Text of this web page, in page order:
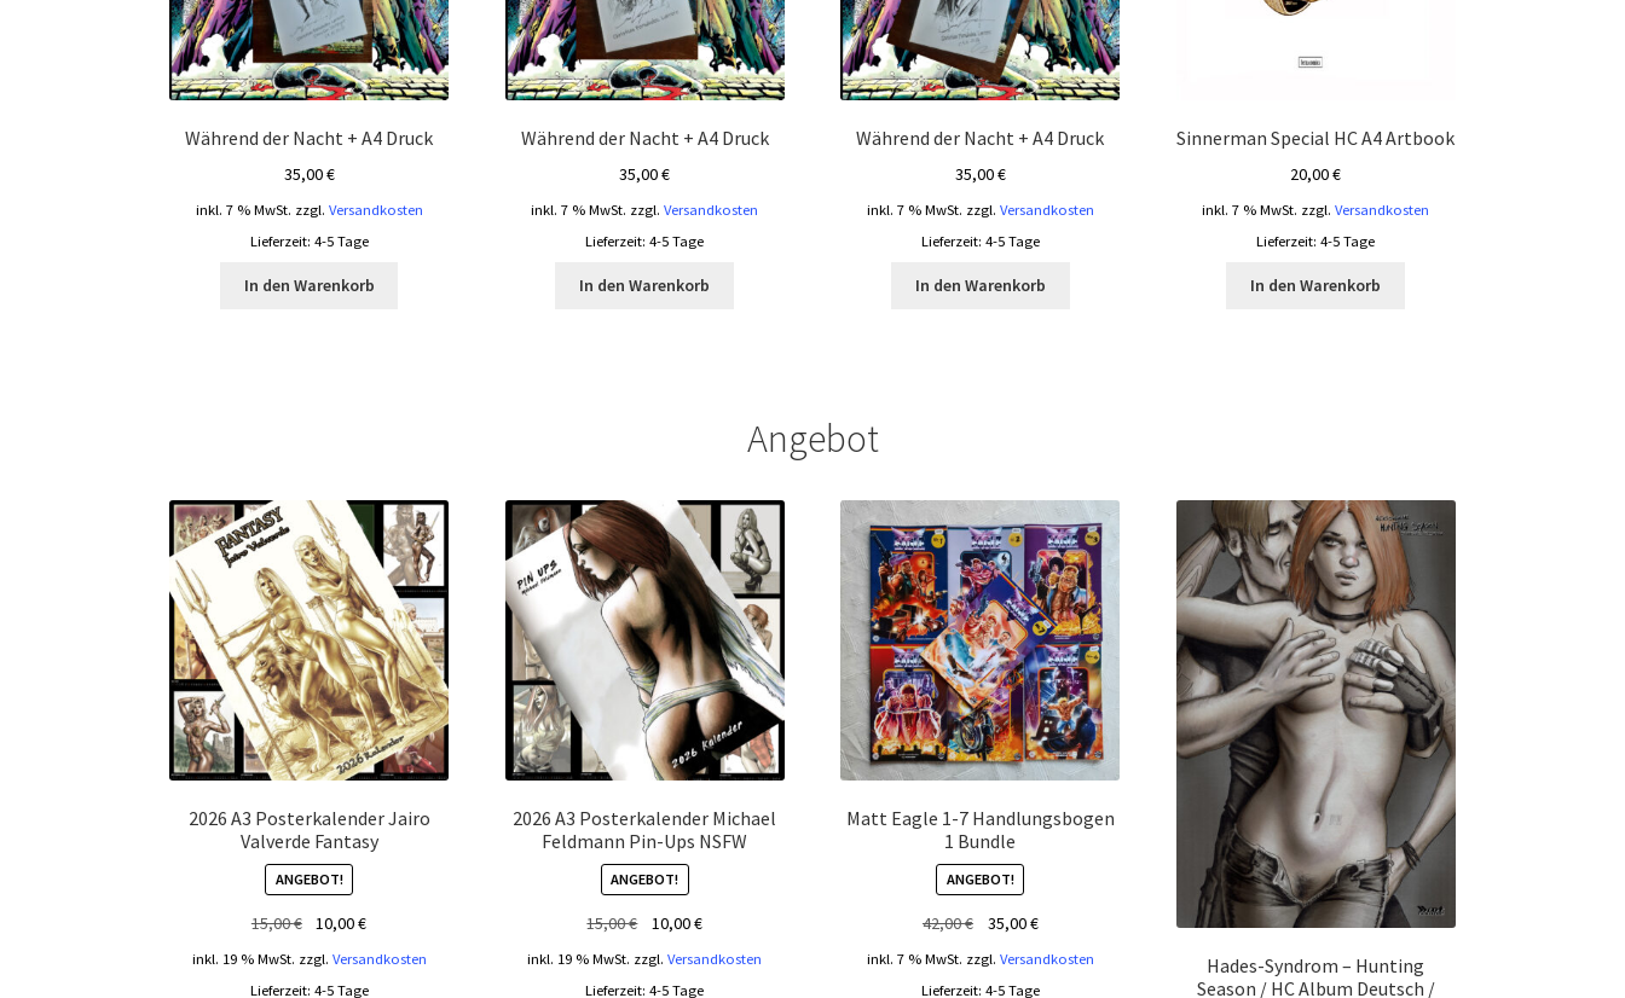
Während der Nacht + A4 Druck
35,00€
inkl. 7 % MwSt. zzgl. Versandkosten
Lieferzeit: 4-5 Tage
In den Warenkorb
Während der Nacht + A4 Druck
35,00€
inkl. 7 % MwSt. zzgl.Versandkosten
Lieferzeit:4-5 Tage
In den Warenkorb
Während der Nacht + A4 Druck
35,00€
inkl. 7 % MwSt. zzgl. Versandkosten
Lieferzeit: 4-5 Tage
In den Warenkorb
Sinnerman Special HC A4 Artbook
20,00€
inkl. 7 % MwSt. zzgl.Versandkosten
Lieferzeit:4-5 Tage
In den Warenkorb
Angebot
2026 A3 Posterkalender Jairo
Valverde Fantasy
ANGEBOT!
15,00€
Ursprünglicher
10,00€Aktueller
inkl. 19 % MwSt. zzgl. Versandkosten
Lieferzeit: 4-5 Tage
2026 A3 Posterkalender Michael
Feldmann Pin-Ups NSFW
ANGEBOT!
15,00€
Ursprünglicher
10,00€Aktueller
inkl. 19 % MwSt. zzgl.Versandkosten
Lieferzeit:4-5 Tage
Matt Eagle 1-7 Handlungsbogen
1 Bundle
ANGEBOT!
42,00€
Ursprünglicher
35,00€Aktueller
inkl. 7 % MwSt. zzgl. Versandkosten
Lieferzeit: 4-5 Tage
Hades-Syndrom – Hunting
Season / HC Album Deutsch /